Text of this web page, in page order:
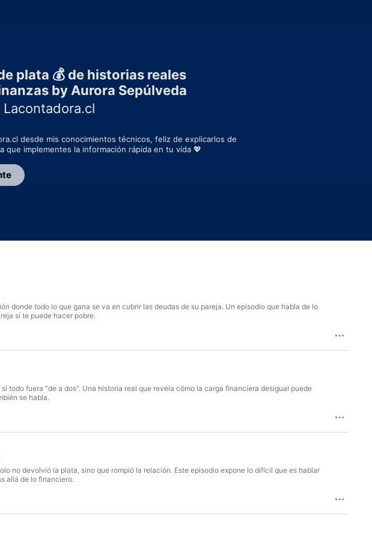
plata 💰 de historias reales
by Aurora Sepúlveda
desde mis conocimientos técnicos, feliz de explicarlos de
que implementes la información rápida en tu vida 💖
donde todo lo que gana se va en cubrir las deudas de su pareja. Un episodio que habla de lo
sí te puede hacer pobre.
todo fuera “de a dos”. Una historia real que revela cómo la carga financiera desigual puede
se habla.
no devolvió la plata, sino que rompió la relación. Este episodio expone lo difícil que es hablar
allá de lo financiero.